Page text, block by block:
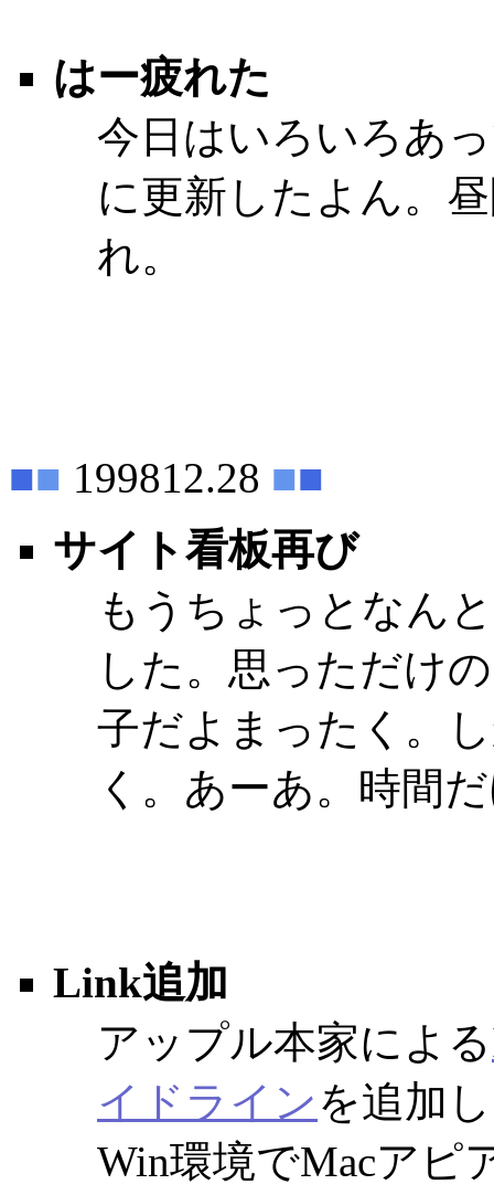
はー疲れた
今日はいろいろあ
に更新したよん。
れ。
■■ 199812.28 ■■
サイト看板再び
もうちょっとなん
した。思っただけ
子だよまったく。
く。あーあ。時間
Link追加
アップル本家による
イドラインを追加
Win環境でMacアピ